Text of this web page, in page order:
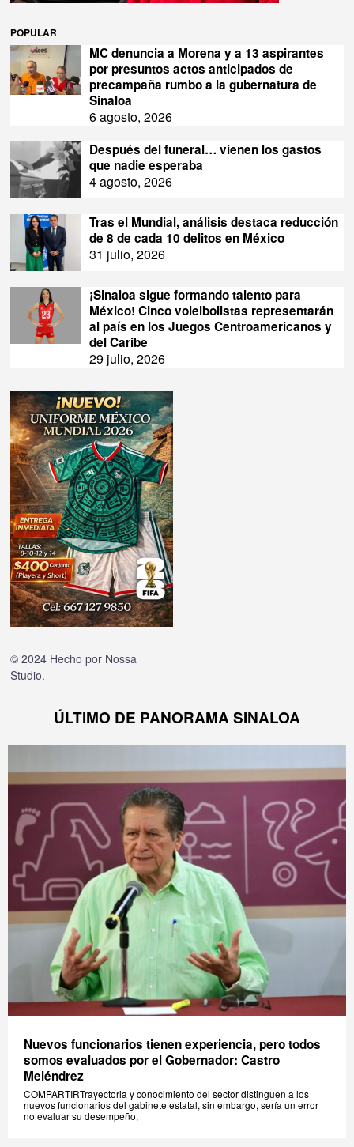
POPULAR
MC denuncia a Morena y a 13 aspirantes
por presuntos actos anticipados de
precampaña rumbo a la gubernatura de
Sinaloa
6 agosto, 2026
Después del funeral… vienen los gastos
que nadie esperaba
4 agosto, 2026
Tras el Mundial, análisis destaca reducción
de 8 de cada 10 delitos en México
31 julio, 2026
¡Sinaloa sigue formando talento para
México! Cinco voleibolistas representarán
al país en los Juegos Centroamericanos y
del Caribe
29 julio, 2026
© 2024 Hecho por Nossa
Studio.
ÚLTIMO DE PANORAMA SINALOA
Nuevos funcionarios tienen experiencia, pero todos
somos evaluados por el Gobernador: Castro
Meléndrez
COMPARTIRTrayectoria y conocimiento del sector distinguen a los
nuevos funcionarios del gabinete estatal, sin embargo, sería un error
no evaluar su desempeño,